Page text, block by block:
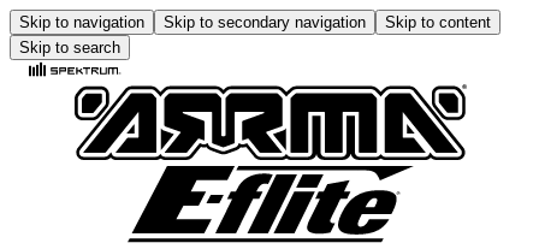
Skip to navigation Skip to secondary navigation
Skip to content
Skip to search